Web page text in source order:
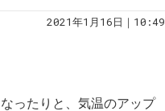
2021年1月16日｜10:49
ったりと、気温のアップ